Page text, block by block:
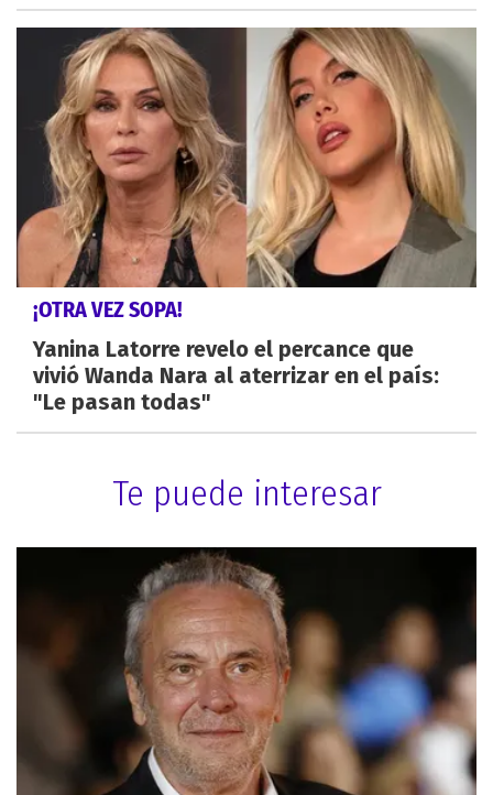
¡OTRA VEZ SOPA!
Yanina Latorre revelo el percance que
vivió Wanda Nara al aterrizar en el país:
"Le pasan todas"
Te puede interesar